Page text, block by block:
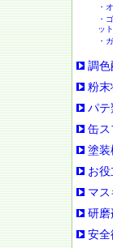
・
・
ット
・
調色
粉末
パテ
缶ス
塗装
お
マ
研磨
安全